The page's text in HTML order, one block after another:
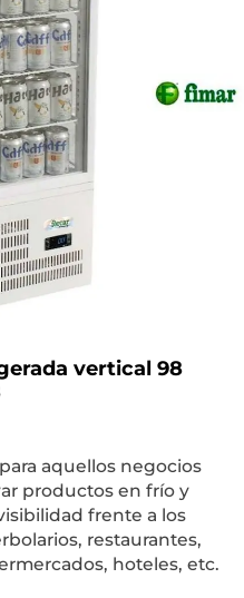
vertical 98
aquellos negocios
productos en frío y
frente a los
restaurantes,
hoteles, etc.